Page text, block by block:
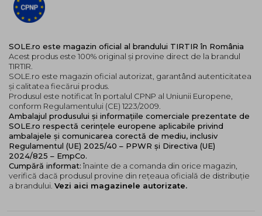
Tonuri Golden (aurii)
medii spre inchise, cu subtonuri calde, care
25N Mocha / 27N Camel
Tonuri Olive (maslinii)- concepute pentru
inchise, oferind un finish foarte natural: 17W
French Vanilla / 21W Natural Ivory / 24W Soft
Beige / 31N French Beige
Aceasta paleta larga de nuante iti permite sa alegi
nuanta care se potriveste cel mai bine tonului si
subtonului pielii tale, astfel incat fondul de ten sa arate
cat mai natural si uniform. Daca esti intre doua
nuante, recomandarea este sa alegi una mai apropiata
de subtonul pielii tale.
SOLE.ro este magazin oficial al brandului TIRTIR în România
Acest produs este 100% original și provine direct de la brandul
TIRTIR.
SOLE.ro este magazin oficial autorizat, garantând autenticitatea
și calitatea fiecărui produs.
Produsul este notificat în portalul CPNP al Uniunii Europene,
conform Regulamentului (CE) 1223/2009.
Ambalajul produsului și informațiile comerciale prezentate de
SOLE.ro respectă cerințele europene aplicabile privind
ambalajele și comunicarea corectă de mediu, inclusiv
Regulamentul (UE) 2025/40 – PPWR și Directiva (UE)
2024/825 – EmpCo.
Cumpără informat: înainte de a comanda din orice magazin,
verifică dacă produsul provine din rețeaua oficială de distribuție
a brandului. Vezi aici magazinele autorizate.